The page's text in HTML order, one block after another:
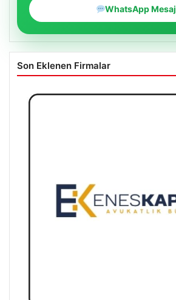
WhatsApp Mesaj
Son Eklenen Firmalar